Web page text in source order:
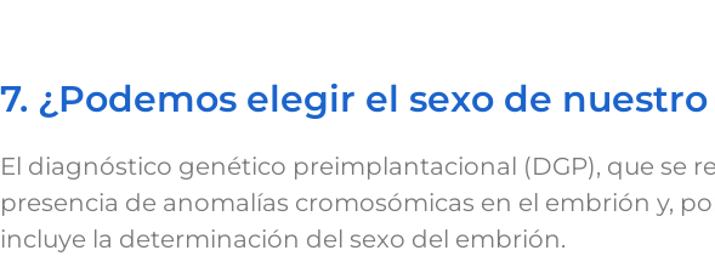
7. ¿Podemos elegir el sexo de
El diagnóstico genético preimplantacional (DGP), que se
presencia de anomalías cromosómicas en el embrión y,
incluye la determinación del sexo del embrión.